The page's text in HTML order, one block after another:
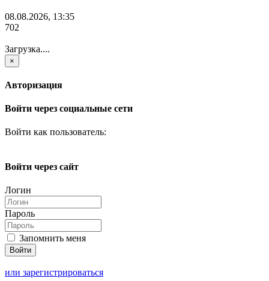
08.08.2026, 13:35
702
Загрузка....
×
Авторизация
Войти через социальные сети
Войти как пользователь:
Войти через сайт
Логин
Пароль
Запомнить меня
или зарегистрироваться